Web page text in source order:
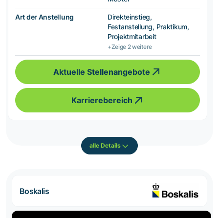
Art der Anstellung
Direkteinstieg,
Festanstellung, Praktikum,
Projektmitarbeit
+Zeige 2 weitere
Aktuelle Stellenangebote
Karrierebereich
alle Details
Boskalis